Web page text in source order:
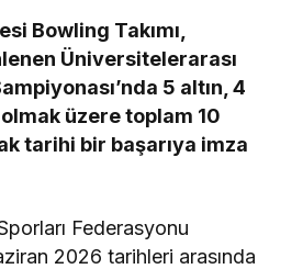
Bowling Takımı,
Üniversitelerarası
5 altın, 4
üzere toplam 10
tarihi bir başarıya imza
Federasyonu
2026 tarihleri arasında